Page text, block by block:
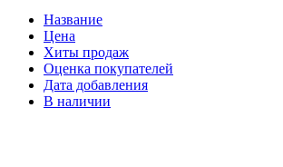
Название
Цена
Хиты продаж
Оценка покупателей
Дата добавления
В наличии